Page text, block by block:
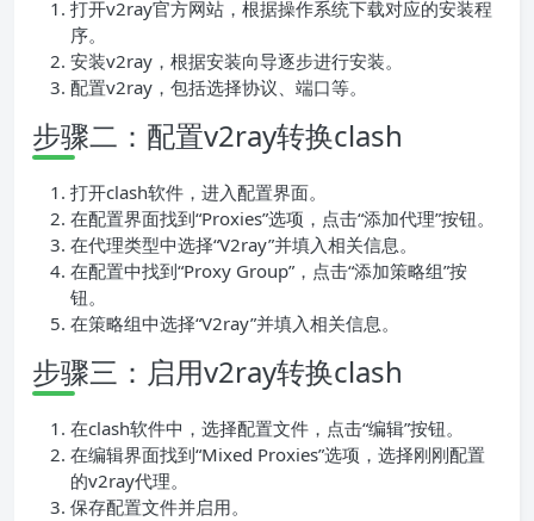
打开v2ray官方网站，根据操作系统下载对应的安装程
序。
安装v2ray，根据安装向导逐步进行安装。
配置v2ray，包括选择协议、端口等。
步骤二：配置v2ray转换clash
打开clash软件，进入配置界面。
在配置界面找到“Proxies”选项，点击“添加代理”按钮。
在代理类型中选择“V2ray”并填入相关信息。
在配置中找到“Proxy Group”，点击“添加策略组”按
钮。
在策略组中选择“V2ray”并填入相关信息。
步骤三：启用v2ray转换clash
在clash软件中，选择配置文件，点击“编辑”按钮。
在编辑界面找到“Mixed Proxies”选项，选择刚刚配置
的v2ray代理。
保存配置文件并启用。